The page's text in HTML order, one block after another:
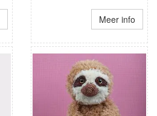
Meer info